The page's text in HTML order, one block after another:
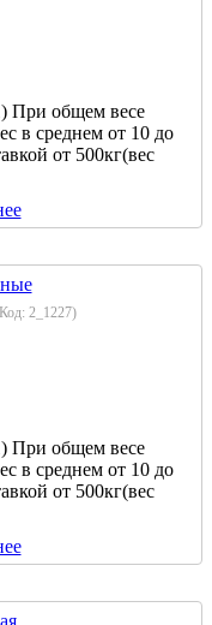
При общем весе
в среднем от 10 до
от 500кг(вес
2_1227)
При общем весе
в среднем от 10 до
от 500кг(вес